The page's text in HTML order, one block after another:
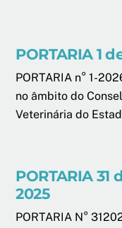
PORTARIA 1
PORTARIA n° 1-
no âmbito do
Veterinária do
PORTARIA 31
2025
PORTARIA N°